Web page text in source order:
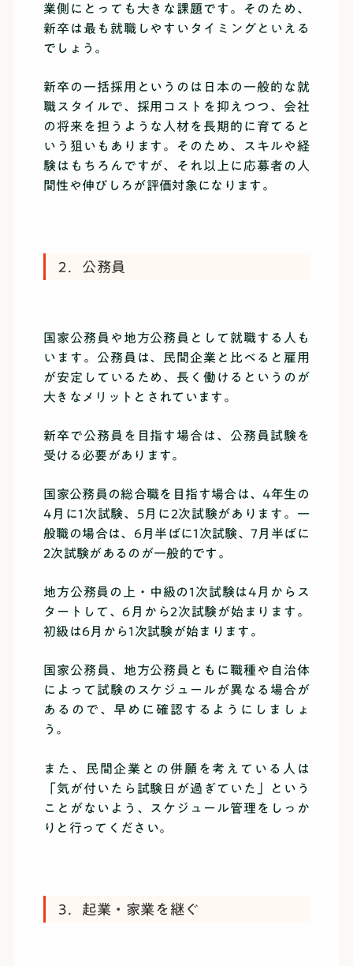
業側にとっても大きな課題です。そのため、
新卒は最も就職しやすいタイミングといえる
でしょう。
新卒の一括採用というのは日本の一般的な就
職スタイルで、採用コストを抑えつつ、会社
の将来を担うような人材を長期的に育てると
いう狙いもあります。そのため、スキルや経
験はもちろんですが、それ以上に応募者の人
間性や伸びしろが評価対象になります。
2．公務員
国家公務員や地方公務員として就職する人も
います。公務員は、民間企業と比べると雇用
が安定しているため、長く働けるというのが
大きなメリットとされています。
新卒で公務員を目指す場合は、公務員試験を
受ける必要があります。
国家公務員の総合職を目指す場合は、4年生の
4月に1次試験、5月に2次試験があります。一
般職の場合は、6月半ばに1次試験、7月半ばに
2次試験があるのが一般的です。
地方公務員の上・中級の1次試験は4月からス
タートして、6月から2次試験が始まります。
初級は6月から1次試験が始まります。
国家公務員、地方公務員ともに職種や自治体
によって試験のスケジュールが異なる場合が
あるので、早めに確認するようにしましょ
う。
また、民間企業との併願を考えている人は
「気が付いたら試験日が過ぎていた」という
ことがないよう、スケジュール管理をしっか
りと行ってください。
3．起業・家業を継ぐ